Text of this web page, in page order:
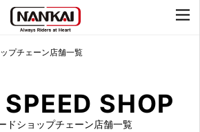
プチェーン店舗一覧
SHOP
ドショップチェーン店舗一覧